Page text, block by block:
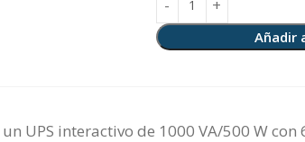
Añadir
un UPS interactivo de 1000 VA/500 W